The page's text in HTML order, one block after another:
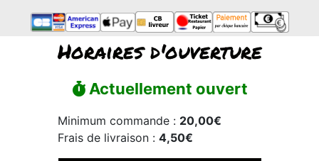
Horaires d'ouverture
Actuellement ouvert
Minimum commande : 20,00€
Frais de livraison : 4,50€